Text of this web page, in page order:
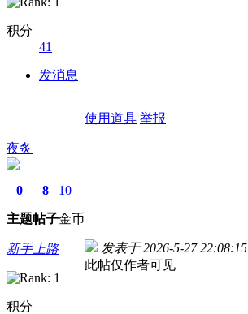
积分
41
发消息
使用道具 举报
夜炙
0
主题
8
帖子
10
金币
新手上路
积分
发表于 2026-5-27 22:08:15
此帖仅作者可见